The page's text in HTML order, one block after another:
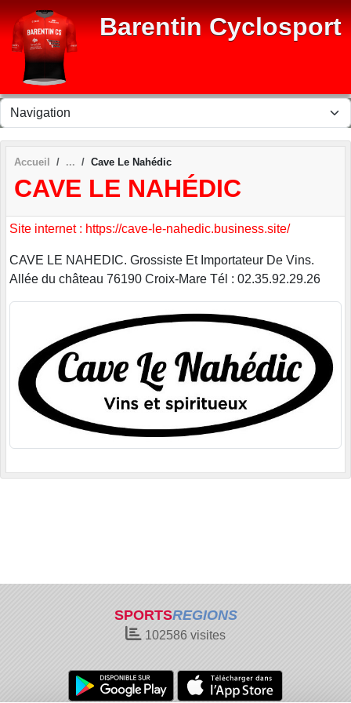
Barentin Cyclosport
Accueil Cave Le Nahédic
CAVE LE NAHÉDIC
Site internet : https://cave-le-nahedic.business.site/
CAVE LE NAHEDIC. Grossiste Et Importateur De Vins.
Allée du château 76190 Croix-Mare Tél : 02.35.92.29.26
SPORTSREGIONS
102586 visites
Panneau de gestion des cookies